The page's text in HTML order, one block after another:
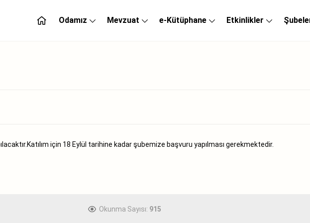
Odamız Mevzuat e-Kütüphane Etkinlikler
için 18 Eylül tarihine kadar şubemize başvuru yapılması gerekmektedir.
Okunma Sayısı: 915